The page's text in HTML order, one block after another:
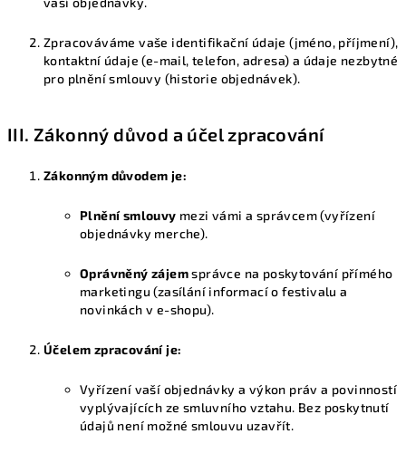
Zpracováváme vaše identifikační údaje (jméno, příjmení),
kontaktní údaje (e-mail, telefon, adresa) a údaje nezbytné
pro plnění smlouvy (historie objednávek).
III. Zákonný důvod a účel zpracování
Zákonným důvodem je:
Plnění smlouvy mezi vámi a správcem (vyřízení
objednávky merche).
Oprávněný zájemsprávce na poskytování přímého
marketingu (zasílání informací o festivalu a
novinkách v e-shopu).
Účelem zpracování je:
Vyřízení vaší objednávky a výkon práv a povinností
vyplývajících ze smluvního vztahu. Bez poskytnutí
údajů není možné smlouvu uzavřít.